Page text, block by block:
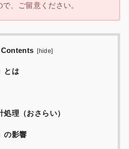
、ご留意ください。
Contents [hide]
とは
処理（おさらい）
の影響